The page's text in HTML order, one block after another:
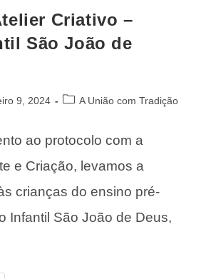
Criativo –
São João de
9, 2024 A União com Tradição
ao protocolo com a
e Criação, levamos a
crianças do ensino pré-
Infantil São João de Deus,